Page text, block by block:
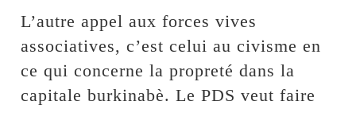
L’autre appel aux forces vives
associatives, c’est celui au civisme en
ce qui concerne la propreté dans la
capitale burkinabè. Le PDS veut faire